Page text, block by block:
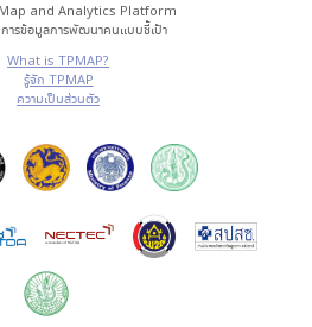
and Analytics Platform
ารข้อมูลการพัฒนาคนแบบชี้เป้า
What is TPMAP?
รู้จัก TPMAP
ความเป็นส่วนตัว